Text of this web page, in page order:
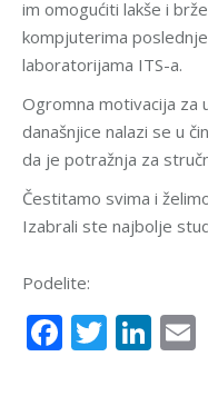
im omogućiti lakše i
kompjuterima
laboratorijama ITS-a.
Ogromna motivacija za
današnjice nalazi se u
da je potražnja za
Čestitamo svima i
Izabrali ste najbolje
Podelite:
Facebook
Twitter